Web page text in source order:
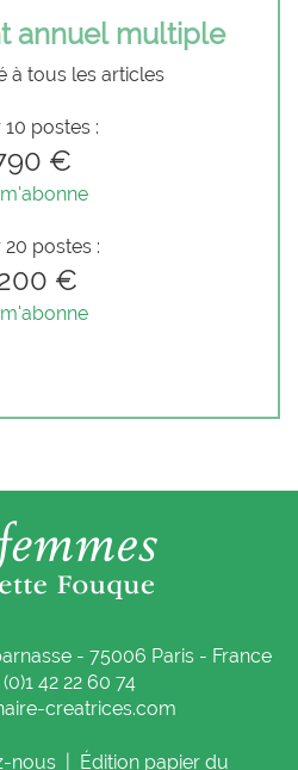
annuel multiple
à tous les articles
10 postes :
€
20 postes :
€
- 75006 Paris - France
(0)1 42 22 60 74
creatrices.com
nous | Édition papier du